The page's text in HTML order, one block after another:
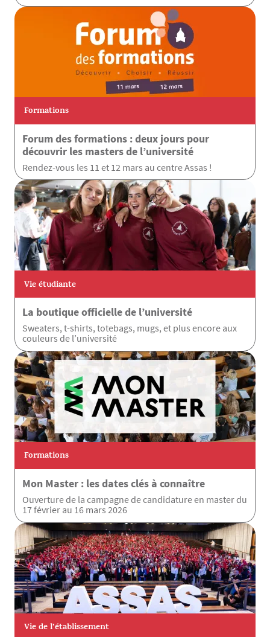
Formations
Forum des formations : deux jours pour
découvrir les masters de l’université
Rendez-vous les 11 et 12 mars au centre Assas !
Vie étudiante
La boutique officielle de l’université
Sweaters, t-shirts, totebags, mugs, et plus encore aux
couleurs de l’université
Formations
Mon Master : les dates clés à connaître
Ouverture de la campagne de candidature en master du
17 février au 16 mars 2026
Vie de l’établissement